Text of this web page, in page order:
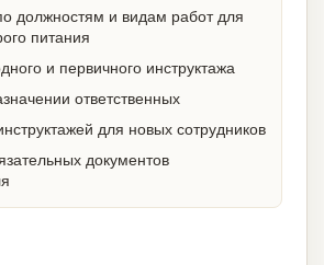
должностям и видам работ для
питания
и первичного инструктажа
ответственных
для новых сотрудников
документов